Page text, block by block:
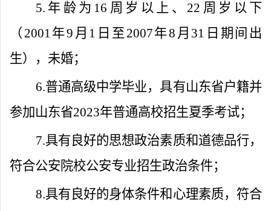
5. 年龄为 16 周岁以上、 22 周岁以下
（ 2001年9 月 1 日至 2007年8 月 31 日期间出
生），未婚；
6.普通高级中学毕业，具有山东省户籍并
参加山东省2023年普通高校招生夏季考试；
7.具有良好的思想政治素质和道德品行，
符合公安院校公安专业招生政治条件；
8.具有良好的身体条件和心理素质，符合